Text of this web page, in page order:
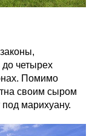
четырех
Помимо
своим сыром
марихуану.